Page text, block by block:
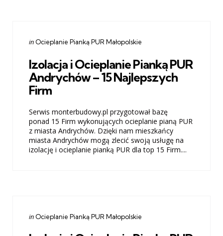
Categories
Posted
in Ocieplanie Pianką PUR Małopolskie
Izolacja i Ocieplanie Pianką PUR
Andrychów – 15 Najlepszych
Firm
Serwis monterbudowy.pl przygotował bazę
ponad 15 Firm wykonujących ocieplanie pianą PUR
z miasta Andrychów. Dzięki nam mieszkańcy
miasta Andrychów mogą zlecić swoją usługę na
izolację i ocieplanie pianką PUR dla top 15 Firm....
Categories
Posted
in Ocieplanie Pianką PUR Małopolskie